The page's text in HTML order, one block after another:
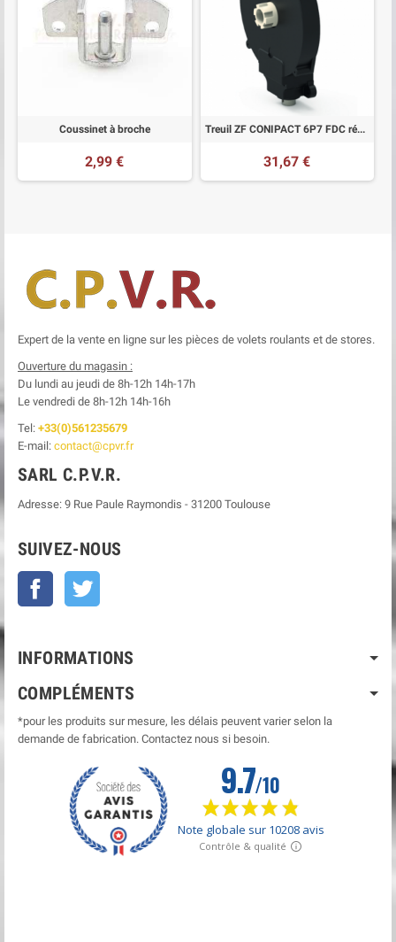
Coussinet à broche
2,99 €
Treuil ZF CONIPACT 6P7 FDC réglé à gauche
31,67 €
Expert de la vente en ligne sur les pièces de volets roulants et de stores.
Ouverture du magasin :
Du lundi au jeudi de 8h-12h 14h-17h
Le vendredi de 8h-12h 14h-16h
Tel: +33(0)561235679
E-mail: contact@cpvr.fr
SARL C.P.V.R.
Adresse: 9 Rue Paule Raymondis - 31200 Toulouse
SUIVEZ-NOUS
Facebook
INFORMATIONS
COMPLÉMENTS
*pour les produits sur mesure, les délais peuvent varier selon la
demande de fabrication. Contactez nous si besoin.